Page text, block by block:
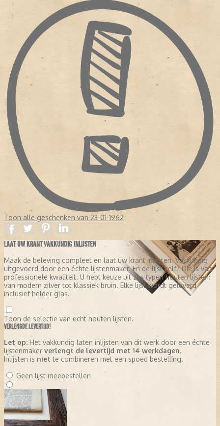
Toon alle geschenken van 23-01-1962
LAAT UW KRANT VAKKUNDIG INLIJSTEN
Maak de beleving compleet en laat uw krant inlijsten. Vakkundig
uitgevoerd door een échte lijstenmaker. En de lijst zelf? Die is van
professionele kwaliteit. U hebt keuze uit zes typen houten lijsten:
van modern zilver tot klassiek bruin. Elke lijst wordt geleverd
inclusief helder glas.
Toon de selectie van echt houten lijsten.
VERLENGDE LEVERTIJD!
Let op: Het vakkundig laten inlijsten van dit werk door een échte
lijstenmaker verlengt de levertijd met 14 werkdagen.
Inlijsten is niet te combineren met een spoed bestelling.
Geen lijst meebestellen